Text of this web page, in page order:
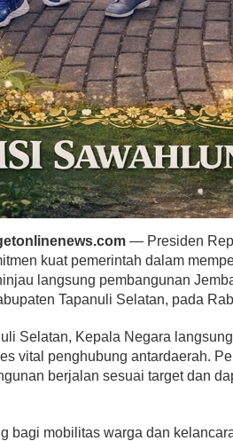
— Presiden
kuat pemerintah dalam
langsung pembangunan
Tapanuli Selatan, pada
Selatan, Kepala Negara
vital penghubung antardaerah.
berjalan sesuai target dan
bagi mobilitas warga dan